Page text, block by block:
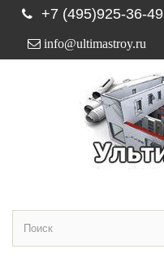
+7 (495)925-36-49
info@ultimastroy.ru